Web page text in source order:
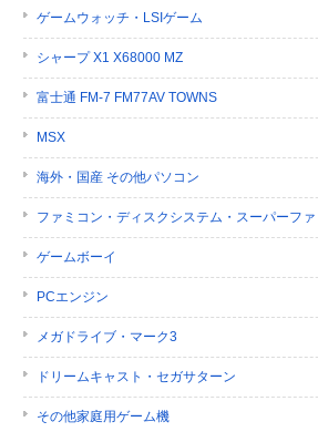
ゲームウォッチ・LSIゲーム
シャープ X1 X68000 MZ
富士通 FM-7 FM77AV TOWNS
MSX
海外・国産 その他パソコン
ファミコン・ディスクシステム・スーパーファ
ゲームボーイ
PCエンジン
メガドライブ・マーク3
ドリームキャスト・セガサターン
その他家庭用ゲーム機